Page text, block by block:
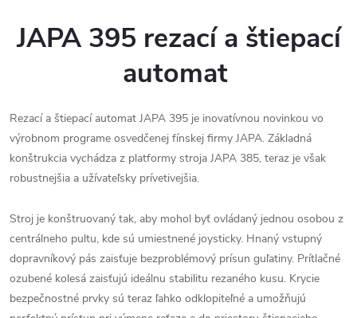
JAPA 395 rezací a štiepací
automat
Rezací a štiepací automat JAPA 395 je inovatívnou novinkou vo
výrobnom programe osvedčenej fínskej firmy JAPA. Základná
konštrukcia vychádza z platformy stroja JAPA 385, teraz je však
robustnejšia a užívateľsky prívetivejšia.
Stroj je konštruovaný tak, aby mohol byť ovládaný jednou osobou z
centrálneho pultu, kde sú umiestnené joysticky. Hnaný vstupný
dopravníkový pás zaisťuje bezproblémový prísun guľatiny. Prítlačné
ozubené kolesá zaisťujú ideálnu stabilitu rezaného kusu. Krycie
bezpečnostné prvky sú teraz ľahko odklopiteľné a umožňujú